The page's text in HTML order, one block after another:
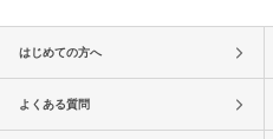
はじめての方へ
よくある質問